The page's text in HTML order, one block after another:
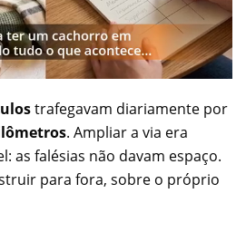
trafegavam diariamente por
. Ampliar a via era
as falésias não davam espaço.
para fora, sobre o próprio